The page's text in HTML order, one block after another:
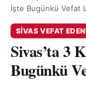
İşte Bugünkü Vefat
SIVAS VEFAT
Sivas’ta 3
Bugünkü